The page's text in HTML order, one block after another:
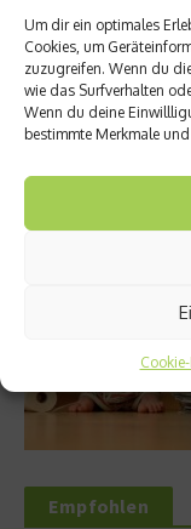
Um dir ein optimales
Cookies, um
zuzugreifen. Wenn du
wie das Surfverhalten
Wenn du deine
bestimmte Merkmale
Empfohlen